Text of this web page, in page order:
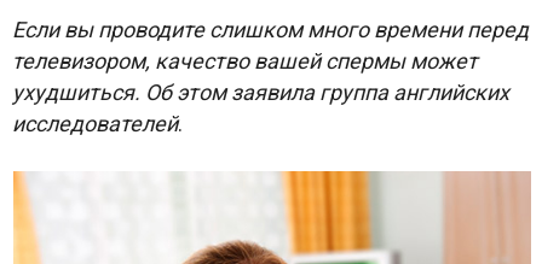
Если вы проводите слишком много времени перед
телевизором, качество вашей спермы может
ухудшиться. Об этом заявила группа английских
исследователей.